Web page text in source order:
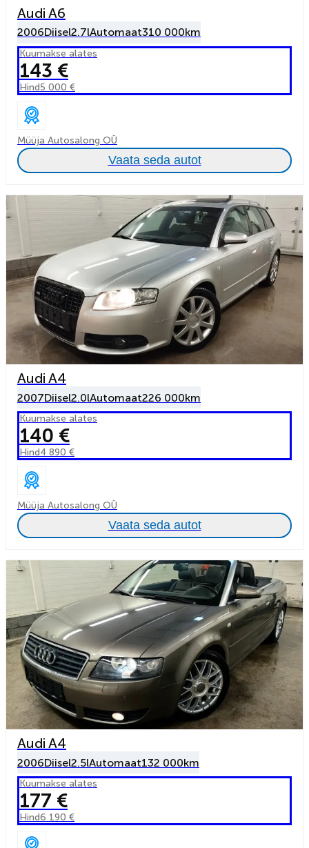
Audi A6
2006Diisel2.7lAutomaat310 000km
Kuumakse alates
143 €
Hind5 000 €
Müüja Autosalong OÜ
Vaata seda autot
Audi A4
2007Diisel2.0lAutomaat226 000km
Kuumakse alates
140 €
Hind4 890 €
Müüja Autosalong OÜ
Vaata seda autot
Audi A4
2006Diisel2.5lAutomaat132 000km
Kuumakse alates
177 €
Hind6 190 €